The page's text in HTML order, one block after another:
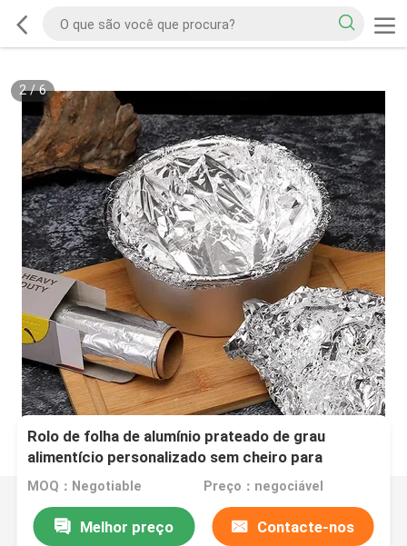
2/6
Rolo de folha de alumínio prateado de grau
alimentício personalizado sem cheiro para
catering
MOQ：Negotiable Preço：negociável
Melhor preço Contacte-nos